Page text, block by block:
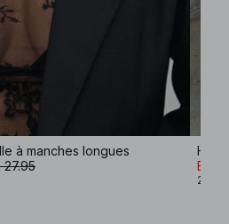
à manches longues
27.95
EUR
2